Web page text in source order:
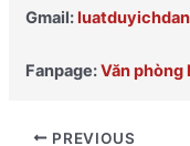
Gmail:
Fanpage:Văn phòng
PREVIOUS